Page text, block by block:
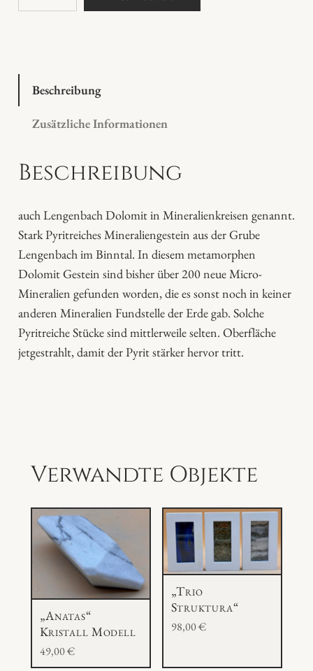
o
m
r
r
n
g
e
Beschreibung
Zusätzliche Informationen
Beschreibung
auch Lengenbach Dolomit in Mineralienkreisen genannt.
Stark Pyritreiches Mineraliengestein aus der Grube
Lengenbach im Binntal. In diesem metamorphen
Dolomit Gestein sind bisher über 200 neue Micro-
Mineralien gefunden worden, die es sonst noch in keiner
anderen Mineralien Fundstelle der Erde gab. Solche
Pyritreiche Stücke sind mittlerweile selten. Oberfläche
jetgestrahlt, damit der Pyrit stärker hervor tritt.
Verwandte Objekte
„Anatas“
Kristall Modell
49,00€
„Trio
Struktura“
98,00€